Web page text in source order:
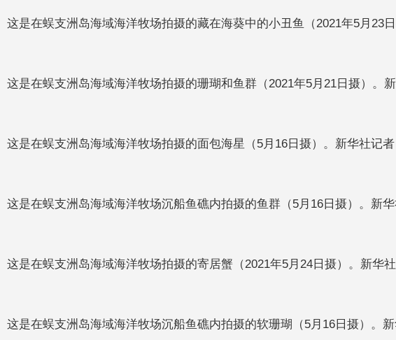
这是在蜈支洲岛海域海洋牧场拍摄的藏在海葵中的小丑鱼（2021年5月23
这是在蜈支洲岛海域海洋牧场拍摄的珊瑚和鱼群（2021年5月21日摄）。
这是在蜈支洲岛海域海洋牧场拍摄的面包海星（5月16日摄）。新华社记
这是在蜈支洲岛海域海洋牧场沉船鱼礁内拍摄的鱼群（5月16日摄）。新
这是在蜈支洲岛海域海洋牧场拍摄的寄居蟹（2021年5月24日摄）。新华
这是在蜈支洲岛海域海洋牧场沉船鱼礁内拍摄的软珊瑚（5月16日摄）。